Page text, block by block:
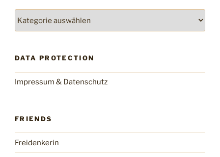
DATA PROTECTION
Impressum & Datenschutz
FRIENDS
Freidenkerin